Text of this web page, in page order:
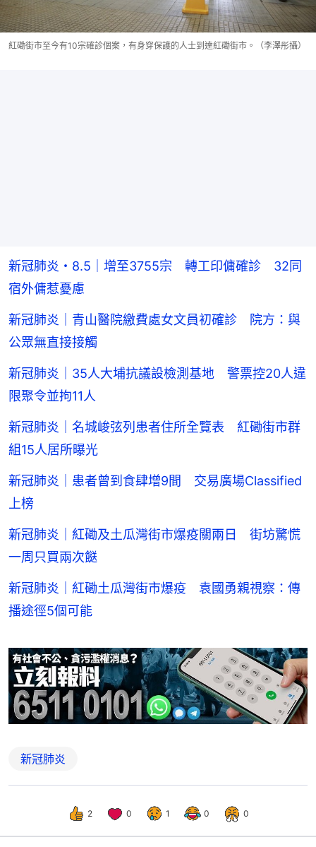
紅磡街市至今有10宗確診個案，有身穿保護的人士到達紅磡街市。（李澤彤攝）
新冠肺炎・8.5｜增至3755宗 轉工印傭確診 32同
宿外傭惹憂慮
新冠肺炎｜青山醫院繳費處女文員初確診 院方：與
公眾無直接接觸
新冠肺炎｜35人大埔抗議設檢測基地 警票控20人違
限聚令並拘11人
新冠肺炎｜名城峻弦列患者住所全覽表 紅磡街市群
組15人居所曝光
新冠肺炎｜患者曾到食肆增9間 交易廣場Classified
上榜
新冠肺炎｜紅磡及土瓜灣街市爆疫關兩日 街坊驚慌
一周只買兩次餸
新冠肺炎｜紅磡土瓜灣街市爆疫 袁國勇親視察：傳
播途徑5個可能
新冠肺炎
2 0 1 0 0